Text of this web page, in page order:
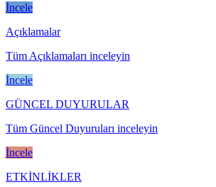
İncele
Açıklamalar
Tüm Açıklamaları inceleyin
İncele
GÜNCEL DUYURULAR
Tüm Güncel Duyuruları inceleyin
İncele
ETKİNLİKLER